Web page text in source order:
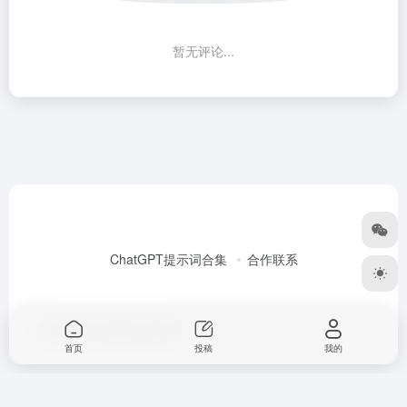
暂无评论...
ChatGPT提示词合集 合作联系
Copyright © 2026
首页 投稿 我的